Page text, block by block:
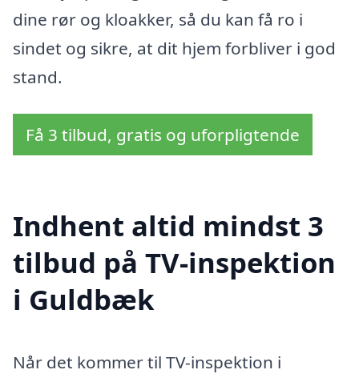
dine rør og kloakker, så du kan få ro i
sindet og sikre, at dit hjem forbliver i god
stand.
Få 3 tilbud, gratis og uforpligtende
Indhent altid mindst 3
tilbud på TV-inspektion
i Guldbæk
Når det kommer til TV-inspektion i